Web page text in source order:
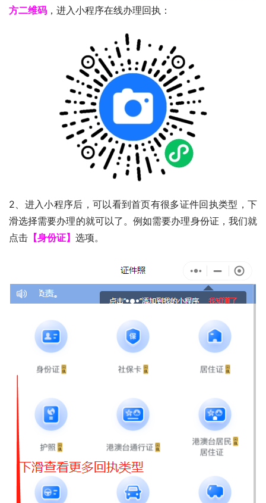
方二维码 ，进入小程序在线办理回执：
2、进入小程序后，可以看到首页有很多证件回执类型，下
滑选择需要办理的就可以了。例如需要办理身份证，我们就
点击 【身份证】 选项。